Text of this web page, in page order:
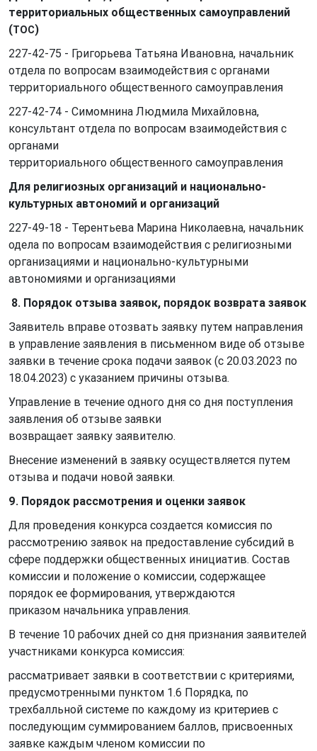
территориальных общественных самоуправлений
(ТОС)
227-42-75 - Григорьева Татьяна Ивановна, начальник
отдела по вопросам взаимодействия с органами
территориального общественного самоуправления
227-42-74 - Симомнина Людмила Михайловна,
консультант отдела по вопросам взаимодействия с
органами
территориального общественного самоуправления
Для религиозных организаций и национально-
культурных автономий и организаций
227-49-18 - Терентьева Марина Николаевна, начальник
одела по вопросам взаимодействия с религиозными
организациями и национально-культурными
автономиями и организациями
8. Порядок отзыва заявок, порядок возврата заявок
Заявитель вправе отозвать заявку путем направления
в управление заявления в письменном виде об отзыве
заявки в течение срока подачи заявок (с 20.03.2023 по
18.04.2023) с указанием причины отзыва.
Управление в течение одного дня со дня поступления
заявления об отзыве заявки
возвращает заявку заявителю.
Внесение изменений в заявку осуществляется путем
отзыва и подачи новой заявки.
9. Порядок рассмотрения и оценки заявок
Для проведения конкурса создается комиссия по
рассмотрению заявок на предоставление субсидий в
сфере поддержки общественных инициатив. Состав
комиссии и положение о комиссии, содержащее
порядок ее формирования, утверждаются
приказом начальника управления.
В течение 10 рабочих дней со дня признания заявителей
участниками конкурса комиссия:
рассматривает заявки в соответствии с критериями,
предусмотренными пунктом 1.6 Порядка, по
трехбалльной системе по каждому из критериев с
последующим суммированием баллов, присвоенных
заявке каждым членом комиссии по